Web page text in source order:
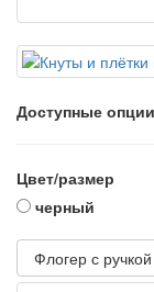
Доступные опции
Цвет/размер
черный
Флогер с